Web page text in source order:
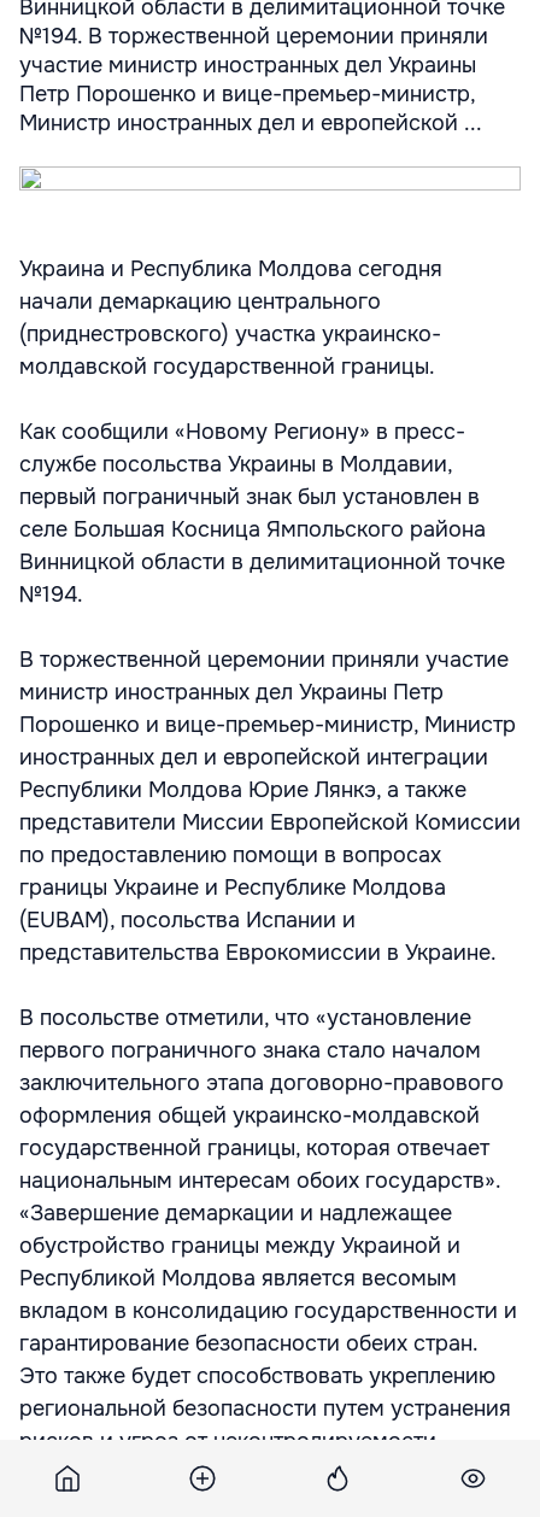
Винницкой области в делимитационной точке
№194. В торжественной церемонии приняли
участие министр иностранных дел Украины
Петр Порошенко и вице-премьер-министр,
Министр иностранных дел и европейской ...
Украина и Республика Молдова сегодня
начали демаркацию центрального
(приднестровского) участка украинско-
молдавской государственной границы.
Как сообщили «Новому Региону» в пресс-
службе посольства Украины в Молдавии,
первый пограничный знак был установлен в
селе Большая Косница Ямпольского района
Винницкой области в делимитационной точке
№194.
В торжественной церемонии приняли участие
министр иностранных дел Украины Петр
Порошенко и вице-премьер-министр, Министр
иностранных дел и европейской интеграции
Республики Молдова Юрие Лянкэ, а также
представители Миссии Европейской Комиссии
по предоставлению помощи в вопросах
границы Украине и Республике Молдова
(EUBAM), посольства Испании и
представительства Еврокомиссии в Украине.
В посольстве отметили, что «установление
первого пограничного знака стало началом
заключительного этапа договорно-правового
оформления общей украинско-молдавской
государственной границы, которая отвечает
национальным интересам обоих государств».
«Завершение демаркации и надлежащее
обустройство границы между Украиной и
Республикой Молдова является весомым
вкладом в консолидацию государственности и
гарантирование безопасности обеих стран.
Это также будет способствовать укреплению
региональной безопасности путем устранения
рисков и угроз от неконтролируемости
границ.